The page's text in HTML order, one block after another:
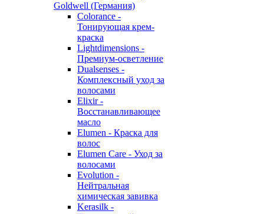
Goldwell (Германия)
Colorance -
Тонирующая крем-
краска
Lightdimensions -
Премиум-осветление
Dualsenses -
Комплексный уход за
волосами
Elixir -
Восстанавливающее
масло
Elumen - Краска для
волос
Elumen Care - Уход за
волосами
Evolution -
Нейтральная
химическая завивка
Kerasilk -